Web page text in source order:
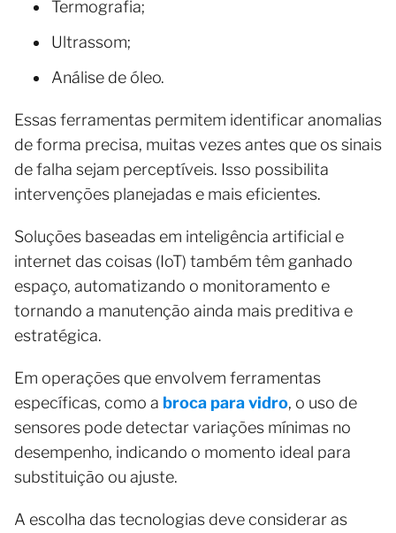
Termografia;
Ultrassom;
Análise de óleo.
Essas ferramentas permitem identificar anomalias
de forma precisa, muitas vezes antes que os sinais
de falha sejam perceptíveis. Isso possibilita
intervenções planejadas e mais eficientes.
Soluções baseadas em inteligência artificial e
internet das coisas (IoT) também têm ganhado
espaço, automatizando o monitoramento e
tornando a manutenção ainda mais preditiva e
estratégica.
Em operações que envolvem ferramentas
específicas, como a broca para vidro, o uso de
sensores pode detectar variações mínimas no
desempenho, indicando o momento ideal para
substituição ou ajuste.
A escolha das tecnologias deve considerar as